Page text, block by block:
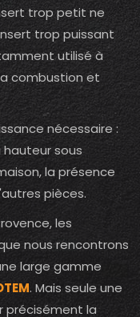
trop petit ne
trop puissant
utilisé à
combustion et
nécessaire :
sous
la présence
pièces.
les
nous rencontrons
large gamme
. Mais seule une
précisément la